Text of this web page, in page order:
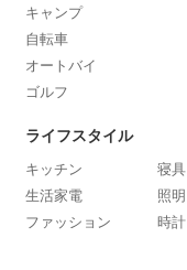
キャンプ
自転車
オートバイ
ゴルフ
ライフスタイル
キッチン
生活家電
ファッション
寝具
照明
時計